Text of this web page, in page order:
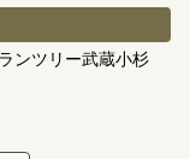
ンツリー武蔵小杉